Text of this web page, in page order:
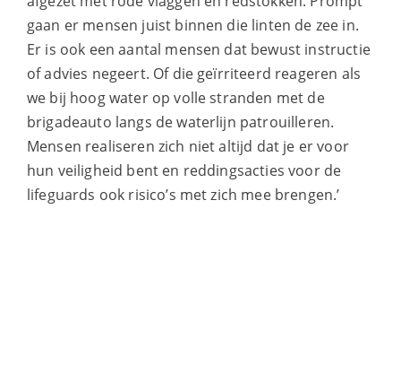
gaan er mensen juist binnen die linten de zee in.
Er is ook een aantal mensen dat bewust instructie
of advies negeert. Of die geïrriteerd reageren als
we bij hoog water op volle stranden met de
brigadeauto langs de waterlijn patrouilleren.
Mensen realiseren zich niet altijd dat je er voor
hun veiligheid bent en reddingsacties voor de
lifeguards ook risico’s met zich mee brengen.’